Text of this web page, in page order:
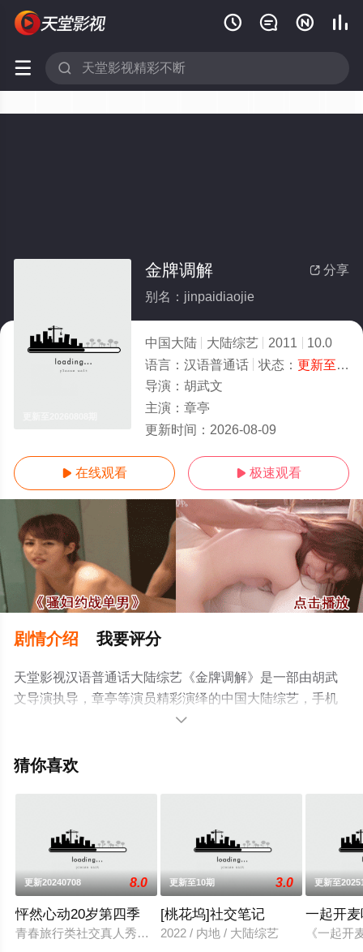
   
 
 分享
金牌调解
别名：jinpaidiaojie
中国大陆 大陆综艺 2011
10.0
语言： 汉语普通话 状态： 更新至20260808期
导演： 胡武文
主演： 章亭
更新时间： 2026-08-09
 在线观看  极速观看
剧情介绍 我要评分
天堂影视汉语普通话大陆综艺《金牌调解》是一部由胡武
文导演执导，章亭等演员精彩演绎的中国大陆综艺，手机
免费观看高清无删减完整版综艺就上天堂电影网，更多相

猜你喜欢
更新20240708 8.0
怦然心动20岁第四季
青春旅行类社交真人秀《怦然心动20岁4》，聚焦于当下的毕业
更新至10期 3.0
[桃花坞]社交笔记
2022 / 内地 / 大陆综艺
更新至
一起开
《一起开